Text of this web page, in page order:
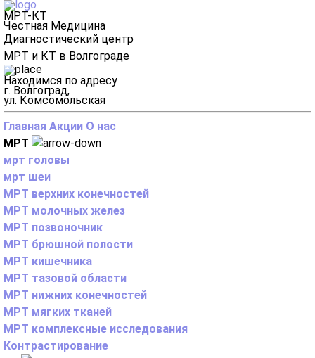
МРТ-КТ
Честная Медицина
Диагностический центр
МРТ и КТ в Волгограде
Находимся по адресу
г. Волгоград,
ул. Комсомольская
Главная Акции О нас
МРТ
мрт головы
мрт шеи
МРТ верхних конечностей
МРТ молочных желез
МРТ позвоночник
МРТ брюшной полости
МРТ кишечника
МРТ тазовой области
МРТ нижних конечностей
МРТ мягких тканей
МРТ комплексные исследования
Контрастирование